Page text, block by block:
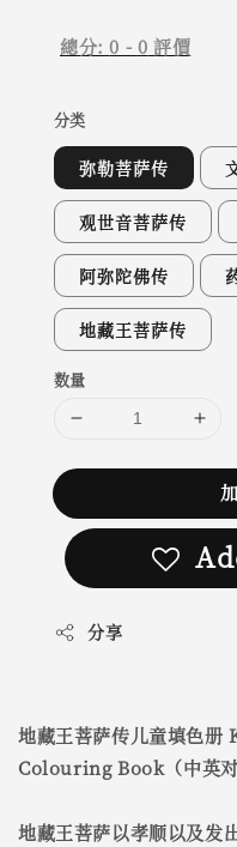
總分:0 - 0 評價
分类
弥勒菩萨传
观世音菩萨传
阿弥陀佛传
地藏王菩萨传
数量
分享
地藏王菩萨传儿童填色
Colouring Book（中英对
地藏王菩萨以孝顺以及发